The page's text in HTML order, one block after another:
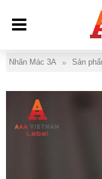
Nhãn Mác 3A Sản